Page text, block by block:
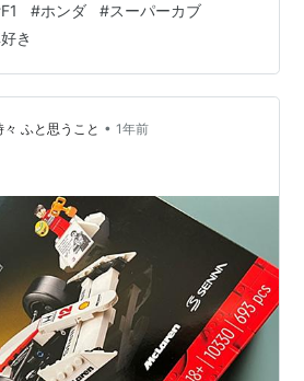
生の糧になればいいと思いまし
、午前中タクシーで家にカブを取
物館へ行ってきました。 タクシー
世間話をしながらの移動でした。
多分話がしたかったんだと感じま
では特別展…
F1 #ホンダ #スーパーカブ
き
ふと思うこと • 1年前